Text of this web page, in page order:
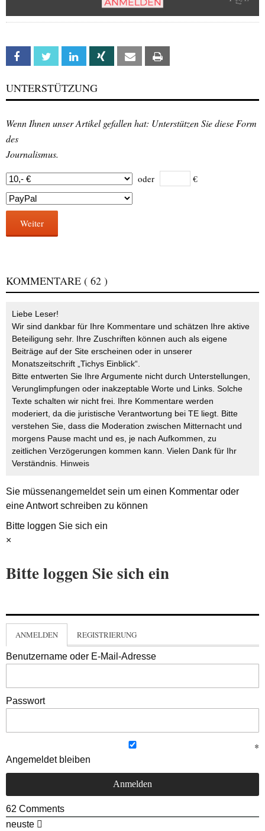
Facebook Twitter Linkedin Xing Email
UNTERSTÜTZUNG
Wenn Ihnen unser Artikel gefallen hat: Unterstützen Sie diese Form
des
Journalismus.
oder €
Weiter
KOMMENTARE ( 62 )
Liebe Leser!
Wir sind dankbar für Ihre Kommentare und schätzen Ihre aktive
Beteiligung sehr. Ihre Zuschriften können auch als eigene
Beiträge auf der Site erscheinen oder in unserer
Monatszeitschrift „Tichys Einblick“.
Bitte entwerten Sie Ihre Argumente nicht durch Unterstellungen,
Verunglimpfungen oder inakzeptable Worte und Links. Solche
Texte schalten wir nicht frei. Ihre Kommentare werden
moderiert, da die juristische Verantwortung bei TE liegt. Bitte
verstehen Sie, dass die Moderation zwischen Mitternacht und
morgens Pause macht und es, je nach Aufkommen, zu
zeitlichen Verzögerungen kommen kann. Vielen Dank für Ihr
Verständnis. Hinweis
Sie müssenangemeldetsein um einen Kommentar oder
eine Antwort schreiben zu können
Bitte loggen Sie sich ein
×
Bitte loggen Sie sich ein
ANMELDEN REGISTRIERUNG
Benutzername oder E-Mail-Adresse
Passwort
Angemeldet bleiben
62 Comments
neuste